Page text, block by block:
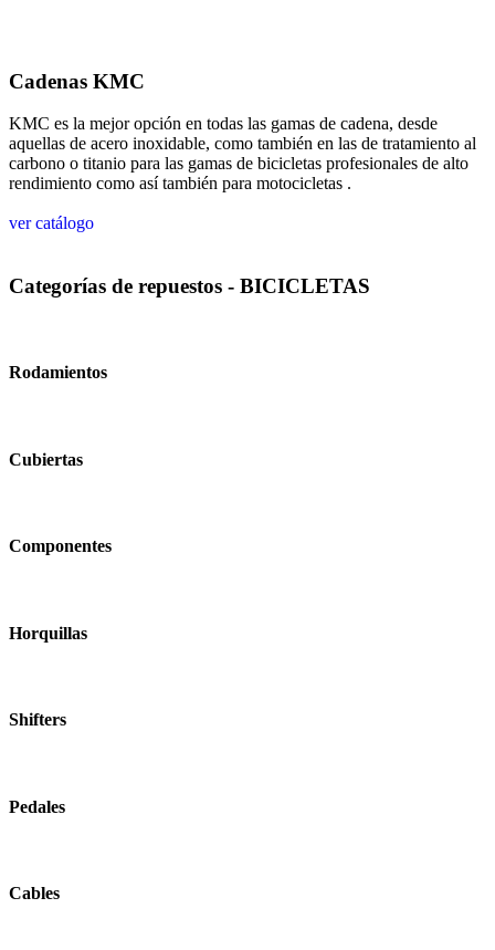
Cadenas KMC
KMC es la mejor opción en todas las gamas de cadena, desde
aquellas de acero inoxidable, como también en las de tratamiento al
carbono o titanio para las gamas de bicicletas profesionales de alto
rendimiento como así también para motocicletas .
ver catálogo
Categorías de repuestos - BICICLETAS
Rodamientos
Cubiertas
Componentes
Horquillas
Shifters
Pedales
Cables